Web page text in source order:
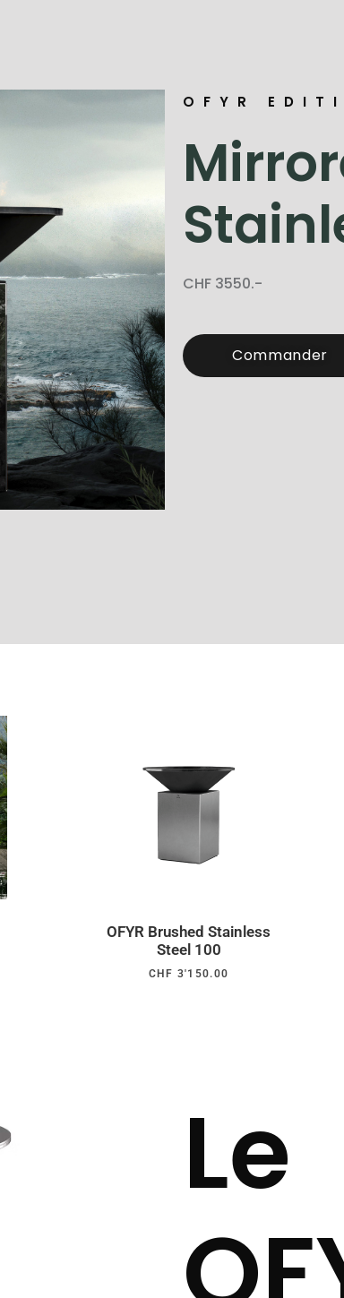
OFYR
CHF 3550.-
Commander
OFYR Brushed Stainless
Steel 100
CHF 3'150.00
Le